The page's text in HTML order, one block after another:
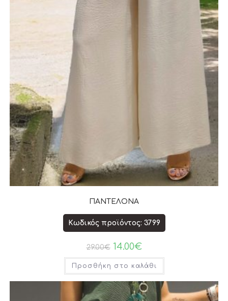
ΠΑΝΤΕΛΟΝΑ
Κωδικός προϊόντος: 3799
29.00€ 14.00€
Προσθήκη στο καλάθι